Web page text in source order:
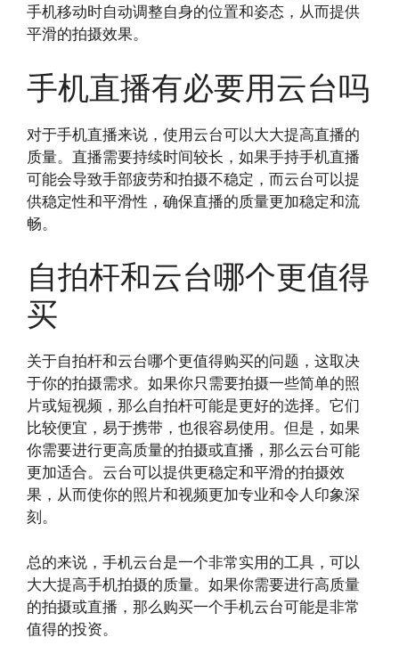
手机移动时自动调整自身的位置和姿态，从而提供
平滑的拍摄效果。
手机直播有必要用云台吗
对于手机直播来说，使用云台可以大大提高直播的
质量。直播需要持续时间较长，如果手持手机直播
可能会导致手部疲劳和拍摄不稳定，而云台可以提
供稳定性和平滑性，确保直播的质量更加稳定和流
畅。
自拍杆和云台哪个更值得
买
关于自拍杆和云台哪个更值得购买的问题，这取决
于你的拍摄需求。如果你只需要拍摄一些简单的照
片或短视频，那么自拍杆可能是更好的选择。它们
比较便宜，易于携带，也很容易使用。但是，如果
你需要进行更高质量的拍摄或直播，那么云台可能
更加适合。云台可以提供更稳定和平滑的拍摄效
果，从而使你的照片和视频更加专业和令人印象深
刻。
总的来说，手机云台是一个非常实用的工具，可以
大大提高手机拍摄的质量。如果你需要进行高质量
的拍摄或直播，那么购买一个手机云台可能是非常
值得的投资。